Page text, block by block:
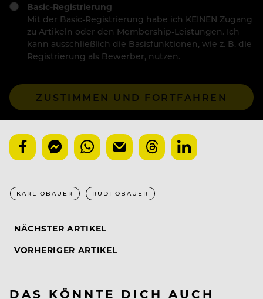
Basic-Registrierung
Mit der Basic-Registrierung habe ich KEINEN Zugang
zu Artikeln oder den Membership-Leistungen. Ich
kann ausschließlich die Basisfunktionen, wie z. B. die
Registrierung als Bewerber, nutzen.
ZUSTIMMEN UND FORTFAHREN
KARL OBAUER RUDI OBAUER
NÄCHSTER ARTIKEL
VORHERIGER ARTIKEL
DAS KÖNNTE DICH AUCH